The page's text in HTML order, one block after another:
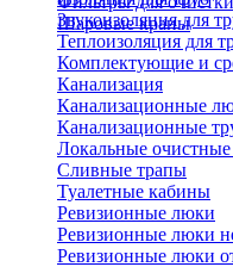
Шаровые краны
Звукоизоляция для
Теплоизоляция для
Комплектующие и
Канализация
Канализационные
Канализационные
Локальные
Сливные трапы
Туалетные кабины
Ревизионные люки
Ревизионные люки
Ревизионные люки